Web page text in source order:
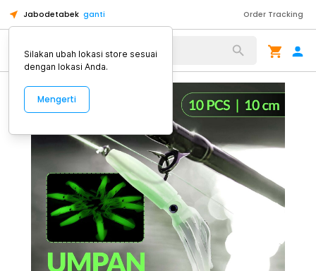
Jabodetabek ganti Order Tracking
Alat Kopi
Silakan ubah lokasi store sesuai
dengan lokasi Anda.
Mengerti